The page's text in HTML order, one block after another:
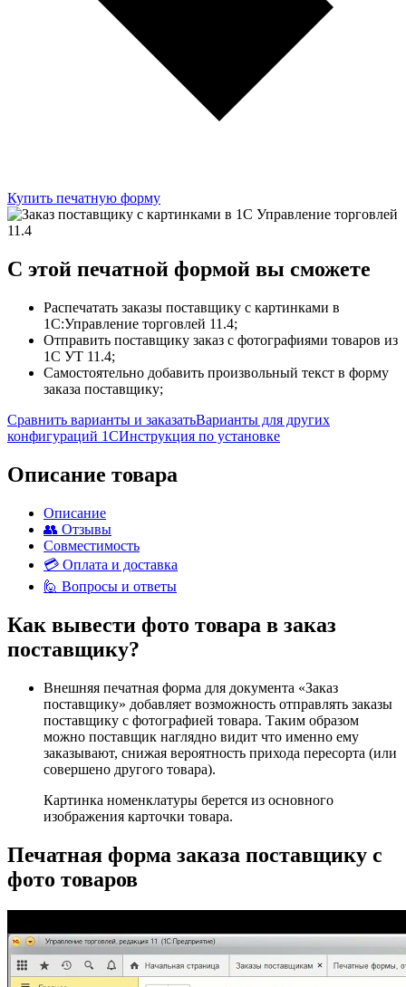
Купить печатную форму
C этой печатной формой вы сможете
Распечатать заказы поставщику с картинками в
1С:Управление торговлей 11.4;
Отправить поставщику заказ с фотографиями товаров из
1С УТ 11.4;
Самостоятельно добавить произвольный текст в форму
заказа поставщику;
Сравнить варианты и заказатьВарианты для других
конфигураций 1СИнструкция по установке
Описание товара
Описание
👥 Отзывы
Совместимость
💳 Оплата и доставка
🙋 Вопросы и ответы
Как вывести фото товара в заказ
поставщику?
Внешняя печатная форма для документа «Заказ
поставщику» добавляет возможность отправлять заказы
поставщику с фотографией товара. Таким образом
можно поставщик наглядно видит что именно ему
заказывают, снижая вероятность прихода пересорта (или
совершено другого товара).
Картинка номенклатуры берется из основного
изображения карточки товара.
Печатная форма заказа поставщику с
фото товаров